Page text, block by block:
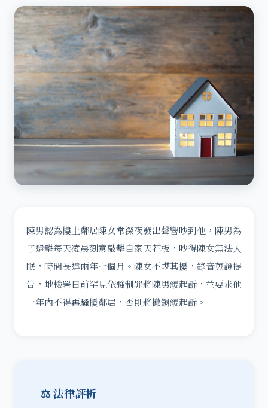
陳男認為樓上鄰居陳女常深夜發出聲響吵到他，陳男為
了還擊每天凌晨刻意敲擊自家天花板，吵得陳女無法入
眠，時間長達兩年七個月。陳女不堪其擾，錄音蒐證提
告，地檢署日前罕見依強制罪將陳男緩起訴，並要求他
一年內不得再騷擾鄰居，否則將撤銷緩起訴。
⚖️ 法律評析